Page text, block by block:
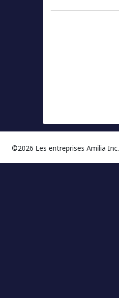
©2026 Les entreprises Amilia Inc.